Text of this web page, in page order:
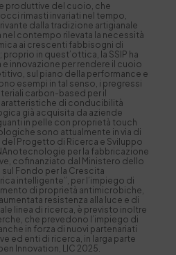
produttive del cuoio, che
rimasti invariati nel tempo,
dalla tradizione artigianale
contempo rilevata la necessità
ai crescenti fabbisogni di
in quest’ottica, la SSIP ha
innovazione per rendere il cuoio
sul piano della performance e
esempi in tal senso, i pregressi
carbon-based per il
di conducibilità
già acquisita da aziende
in pelle con proprietà touch
sono attualmente in via di
Progetto di Ricerca e Sviluppo
per la fabbricazione
cofinanziato dal Ministero dello
Fondo per la Crescita
intelligente”, per l’impiego di
di proprietà antimicrobiche,
resistenza alla luce e di
linea di ricerca, è previsto inoltre
che prevedono l’impiego di
in forza di nuovi partenariati
ed enti di ricerca, in larga parte
Innovation, LIC 2025.